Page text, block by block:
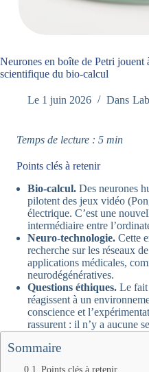
Neurones en boîte de Petri jouent
scientifique du bio-calcul
Le 1 juin 2026 Dans
Temps de lecture : 5 min
Points clés à retenir
Bio-calcul. Des neurones
pilotent des jeux vidéo
électrique. C’est une
intermédiaire entre
Neuro-technologie. Cette
recherche sur les réseaux
applications médicales,
neurodégénératives.
Questions éthiques. Le fait
réagissent à un
conscience et
rassurent : il n’y a aucune
Sommaire
Points clés à retenir